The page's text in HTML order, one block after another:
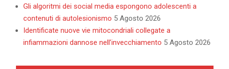
Gli algoritmi dei social media espongono adolescenti a
contenuti di autolesionismo 5 Agosto 2026
Identificate nuove vie mitocondriali collegate a
infiammazioni dannose nell’invecchiamento 5 Agosto 2026